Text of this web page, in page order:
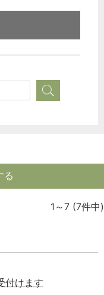
る
1～7 (7件中)
付けます